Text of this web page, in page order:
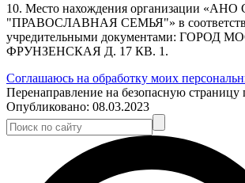
10. Место нахождения организации
"ПРАВОСЛАВНАЯ СЕМЬЯ"» в
учредительными документами: ГОРОД
ФРУНЗЕНСКАЯ Д. 17 КВ. 1.
Соглашаюсь на обработку моих
Перенаправление на безопасную страницу
Опубликовано: 08.03.2023